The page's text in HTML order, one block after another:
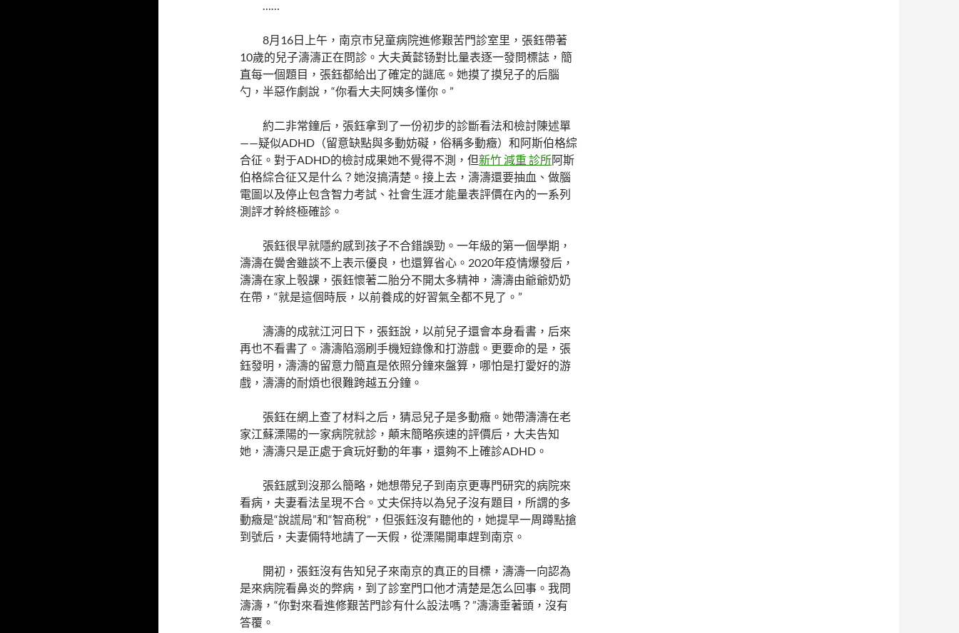
……
8月16日上午，南京市兒童病院進修艱苦門診室里，張鈺帶著
10歲的兒子濤濤正在問診。大夫黃懿钖對比量表逐一發問標誌，簡
直每一個題目，張鈺都給出了確定的謎底。她摸了摸兒子的后腦
勺，半惡作劇說，“你看大夫阿姨多懂你。”
約二非常鐘后，張鈺拿到了一份初步的診斷看法和檢討陳述單
——疑似ADHD（留意缺點與多動妨礙，俗稱多動癥）和阿斯伯格綜
合征。對于ADHD的檢討成果她不覺得不測，但新竹 減重 診所阿斯
伯格綜合征又是什么？她沒搞清楚。接上去，濤濤還要抽血、做腦
電圖以及停止包含智力考試、社會生涯才能量表評價在內的一系列
測評才幹終極確診。
張鈺很早就隱約感到孩子不合錯誤勁。一年級的第一個學期，
濤濤在黌舍雖談不上表示優良，也還算省心。2020年疫情爆發后，
濤濤在家上彀課，張鈺懷著二胎分不開太多精神，濤濤由爺爺奶奶
在帶，“就是這個時辰，以前養成的好習氣全都不見了。”
濤濤的成就江河日下，張鈺說，以前兒子還會本身看書，后來
再也不看書了。濤濤陷溺刷手機短錄像和打游戲。更要命的是，張
鈺發明，濤濤的留意力簡直是依照分鐘來盤算，哪怕是打愛好的游
戲，濤濤的耐煩也很難跨越五分鐘。
張鈺在網上查了材料之后，猜忌兒子是多動癥。她帶濤濤在老
家江蘇溧陽的一家病院就診，顛末簡略疾速的評價后，大夫告知
她，濤濤只是正處于貪玩好動的年事，還夠不上確診ADHD。
張鈺感到沒那么簡略，她想帶兒子到南京更專門研究的病院來
看病，夫妻看法呈現不合。丈夫保持以為兒子沒有題目，所謂的多
動癥是“說謊局”和“智商稅”，但張鈺沒有聽他的，她提早一周蹲點搶
到號后，夫妻倆特地請了一天假，從溧陽開車趕到南京。
開初，張鈺沒有告知兒子來南京的真正的目標，濤濤一向認為
是來病院看鼻炎的弊病，到了診室門口他才清楚是怎么回事。我問
濤濤，“你對來看進修艱苦門診有什么設法嗎？”濤濤垂著頭，沒有
答覆。